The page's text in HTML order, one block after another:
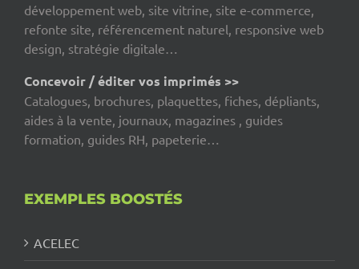
développement web, site vitrine, site e-commerce,
refonte site, référencement naturel, responsive web
design, stratégie digitale…
Concevoir / éditer vos imprimés >>
Catalogues, brochures, plaquettes, fiches, dépliants,
aides à la vente, journaux, magazines , guides
formation, guides RH, papeterie…
EXEMPLES BOOSTÉS
ACELEC